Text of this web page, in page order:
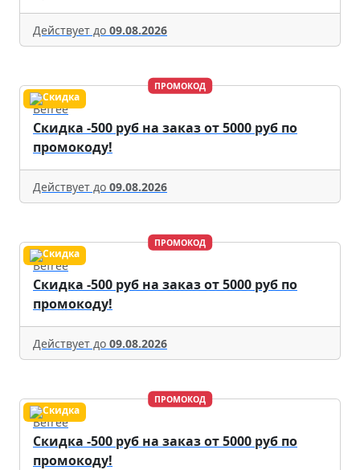
Действует до 09.08.2026
ПРОМОКОД
Befree
Скидка -500 руб на заказ от 5000 руб по
промокоду!
Действует до 09.08.2026
ПРОМОКОД
Befree
Скидка -500 руб на заказ от 5000 руб по
промокоду!
Действует до 09.08.2026
ПРОМОКОД
Befree
Скидка -500 руб на заказ от 5000 руб по
промокоду!